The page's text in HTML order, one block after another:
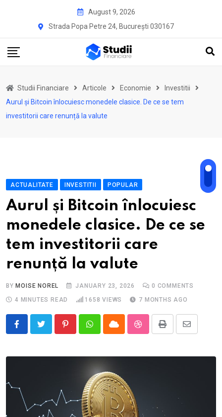
August 9, 2026
Strada Popa Petre 24, București 030167
Studii Financiare Articole Economie
Investitii
Aurul și Bitcoin înlocuiesc monedele clasice. De ce se tem
investitorii care renunță la valute
ACTUALITATE INVESTITII POPULAR
Aurul și Bitcoin înlocuiesc
monedele clasice. De ce se
tem investitorii care
renunță la valute
BY MOISE NOREL JANUARY 23, 2026 0 COMMENTS
4 MINUTES READ
1658 VIEWS 7 MONTHS AGO
PinterestWhatsappCloud StumbleUpon
Print
Share
Email